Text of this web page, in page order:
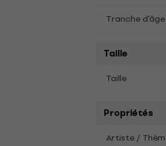
Tranche d'âge
Taille
Taille
Propriétés
Artiste /